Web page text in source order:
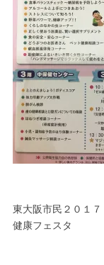
東大阪市民２０１７
健康フェスタ